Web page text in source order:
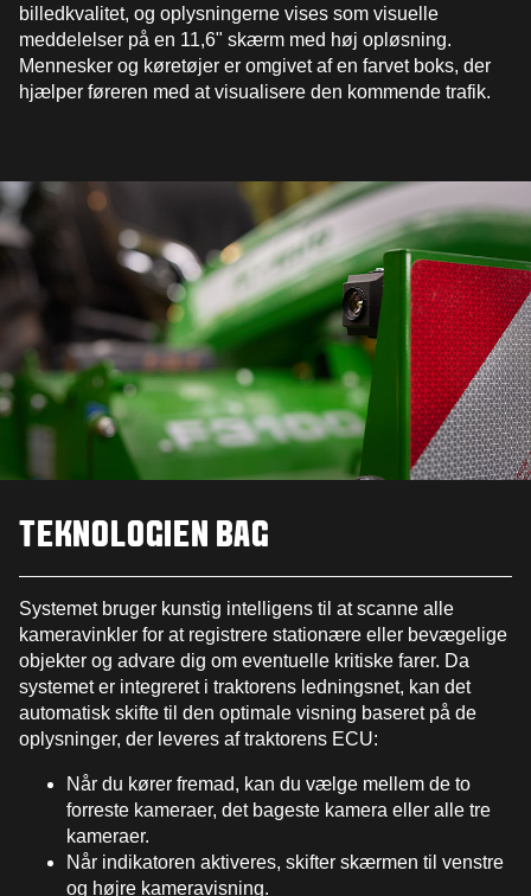
billedkvalitet, og oplysningerne vises som visuelle
meddelelser på en 11,6" skærm med høj opløsning.
Mennesker og køretøjer er omgivet af en farvet boks, der
hjælper føreren med at visualisere den kommende trafik.
TEKNOLOGIEN BAG
Systemet bruger kunstig intelligens til at scanne alle
kameravinkler for at registrere stationære eller bevægelige
objekter og advare dig om eventuelle kritiske farer. Da
systemet er integreret i traktorens ledningsnet, kan det
automatisk skifte til den optimale visning baseret på de
oplysninger, der leveres af traktorens ECU:
Når du kører fremad, kan du vælge mellem de to
forreste kameraer, det bageste kamera eller alle tre
kameraer.
Når indikatoren aktiveres, skifter skærmen til venstre
og højre kameravisning.